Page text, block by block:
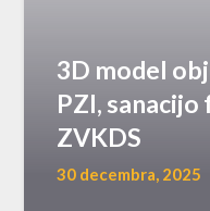
3D model
PZI, sanacijo
ZVKDS
30 decembra, 2025